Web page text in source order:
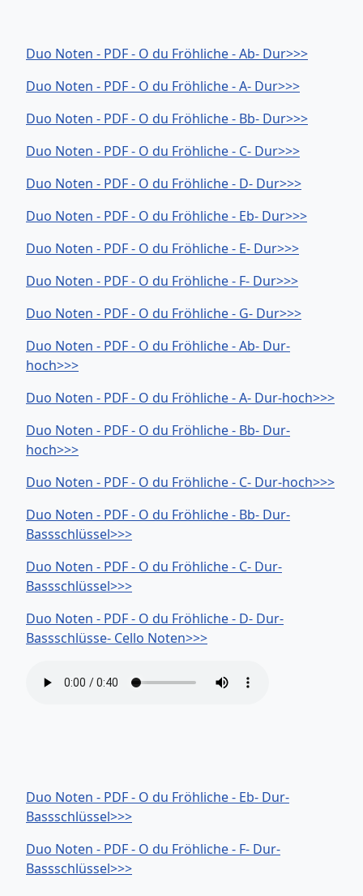
Duo Noten - PDF - O du Fröhliche - Ab- Dur>>>
Duo Noten - PDF - O du Fröhliche - A- Dur>>>
Duo Noten - PDF - O du Fröhliche - Bb- Dur>>>
Duo Noten - PDF - O du Fröhliche - C- Dur>>>
Duo Noten - PDF - O du Fröhliche - D- Dur>>>
Duo Noten - PDF - O du Fröhliche - Eb- Dur>>>
Duo Noten - PDF - O du Fröhliche - E- Dur>>>
Duo Noten - PDF - O du Fröhliche - F- Dur>>>
Duo Noten - PDF - O du Fröhliche - G- Dur>>>
Duo Noten - PDF - O du Fröhliche - Ab- Dur-
hoch>>>
Duo Noten - PDF - O du Fröhliche - A- Dur-hoch>>>
Duo Noten - PDF - O du Fröhliche - Bb- Dur-
hoch>>>
Duo Noten - PDF - O du Fröhliche - C- Dur-hoch>>>
Duo Noten - PDF - O du Fröhliche - Bb- Dur-
Bassschlüssel>>>
Duo Noten - PDF - O du Fröhliche - C- Dur-
Bassschlüssel>>>
Duo Noten - PDF - O du Fröhliche - D- Dur-
Bassschlüsse- Cello Noten>>>
Duo Noten - PDF - O du Fröhliche - Eb- Dur-
Bassschlüssel>>>
Duo Noten - PDF - O du Fröhliche - F- Dur-
Bassschlüssel>>>